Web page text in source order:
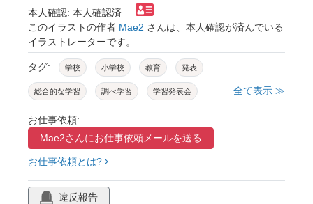
本人確認: 本人確認済
このイラストの作者 Mae2 さんは、本人確認が済んでいる
イラストレーターです。
タグ: 学校 小学校 教育 発表
総合的な学習 調べ学習 学習発表会
黒板 子ども
学校通信 人物 学校プリント用
かわいい 手描き
全て表示 ≫
お仕事依頼:
Mae2さんにお仕事依頼メールを送る
お仕事依頼とは?
違反報告